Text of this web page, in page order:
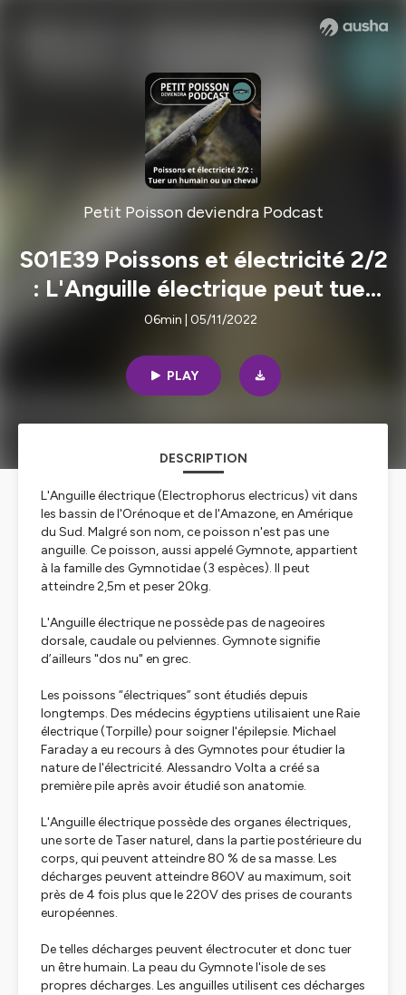
Petit Poisson deviendra Podcast
S01E39 Poissons et électricité 2/2
: L'Anguille électrique peut tuer
un cheval
06min | 05/11/2022
PLAY
DESCRIPTION
L'Anguille électrique (Electrophorus electricus) vit dans
les bassin de l'Orénoque et de l'Amazone, en Amérique
du Sud. Malgré son nom, ce poisson n'est pas une
anguille. Ce poisson, aussi appelé Gymnote, appartient
à la famille des Gymnotidae (3 espèces). Il peut
atteindre 2,5m et peser 20kg.
L'Anguille électrique ne possède pas de nageoires
dorsale, caudale ou pelviennes. Gymnote signifie
d’ailleurs "dos nu" en grec.
Les poissons “électriques” sont étudiés depuis
longtemps. Des médecins égyptiens utilisaient une Raie
électrique (Torpille) pour soigner l'épilepsie. Michael
Faraday a eu recours à des Gymnotes pour étudier la
nature de l'électricité. Alessandro Volta a créé sa
première pile après avoir étudié son anatomie.
L'Anguille électrique possède des organes électriques,
une sorte de Taser naturel, dans la partie postérieure du
corps, qui peuvent atteindre 80 % de sa masse. Les
décharges peuvent atteindre 860V au maximum, soit
près de 4 fois plus que le 220V des prises de courants
européennes.
De telles décharges peuvent électrocuter et donc tuer
un être humain. La peau du Gymnote l'isole de ses
propres décharges. Les anguilles utilisent ces décharges